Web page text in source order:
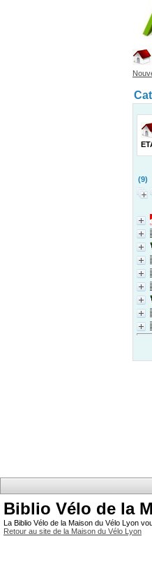
(9)
Biblio Vélo de la
La Biblio Vélo de la Maison du Vélo Lyon
Retour au site de la Maison du Vélo Lyon